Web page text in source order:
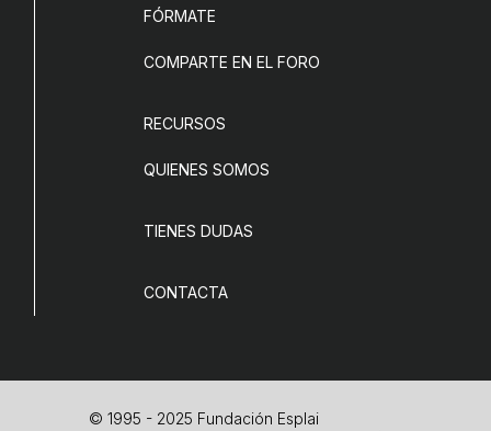
FÓRMATE
COMPARTE EN EL FORO
RECURSOS
QUIENES SOMOS
TIENES DUDAS
CONTACTA
© 1995 - 2025 Fundación Esplai